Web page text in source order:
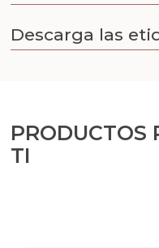
Descarga las
PRODUCTOS
TI